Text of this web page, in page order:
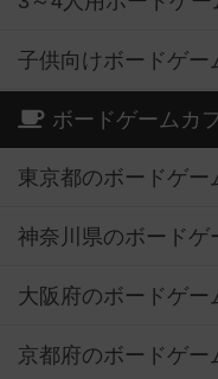
子供向けボードゲー
ボードゲームカ
東京都のボードゲー
神奈川県のボードゲ
大阪府のボードゲー
京都府のボードゲー